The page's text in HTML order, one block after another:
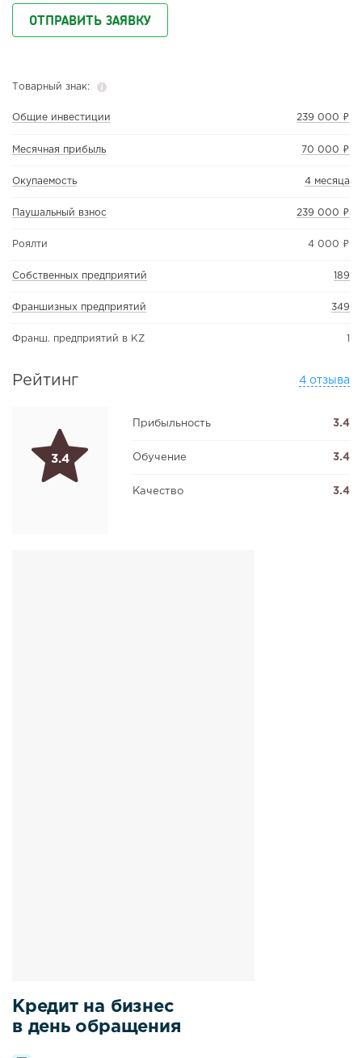
ОТПРАВИТЬ ЗАЯВКУ
Товарный знак:
Общие инвестиции 239 000 ₽
Месячная прибыль 70 000 ₽
Окупаемость 4 месяца
Паушальный взнос 239 000 ₽
Роялти 4 000 ₽
Собственных предприятий 189
Франшизных предприятий 349
Франш. предприятий в KZ 1
Рейтинг 4 отзыва
3.4
Прибыльность 3.4
Обучение 3.4
Качество 3.4
Кредит на бизнес
в день обращения